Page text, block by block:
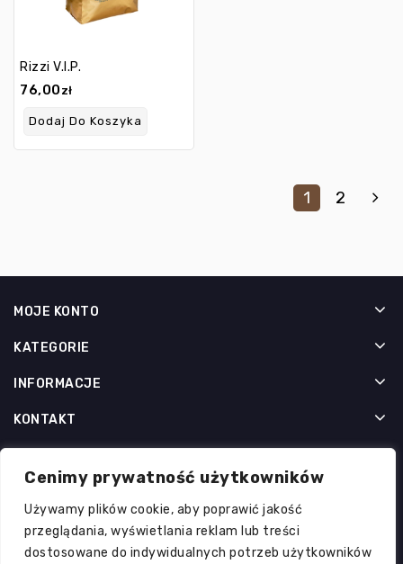
Cenimy prywatność użytkowników
Używamy plików cookie, aby poprawić jakość
przeglądania, wyświetlania reklam lub treści
dostosowane do indywidualnych potrzeb użytkowników
Rizzi V.I.P.
76,00 zł
Dodaj Do Koszyka
1 2
MOJE KONTO
KATEGORIE
INFORMACJE
KONTAKT